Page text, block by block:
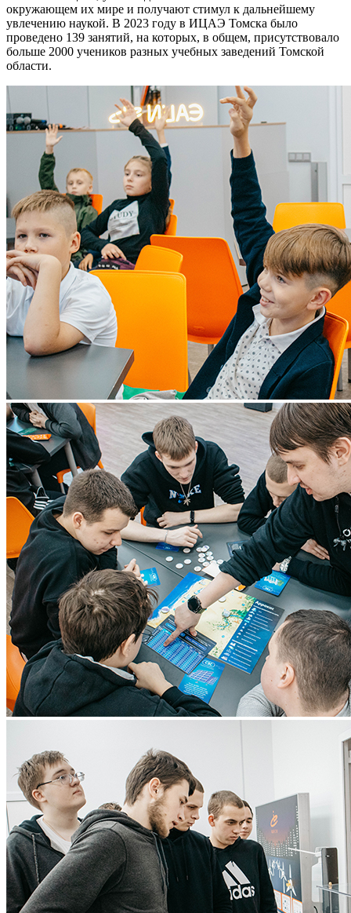
окружающем их мире и получают стимул к дальнейшему
увлечению наукой. В 2023 году в ИЦАЭ Томска было
проведено 139 занятий, на которых, в общем, присутствовало
больше 2000 учеников разных учебных заведений Томской
области.